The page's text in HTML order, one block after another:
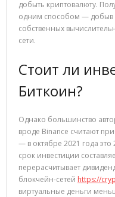
добыть криптовалюту.
одним способом — добыв
собственных
сети.
Стоит ли
Биткоин?
Однако большинство
вроде Binance считают
— в октябре 2021 года
срок инвестиции
перерасчитывает
блокчейн-сетей https://
виртуальные деньги